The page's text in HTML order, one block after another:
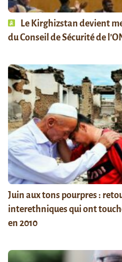
Le Kirghizstan devient
du Conseil de Sécurité de
Juin aux tons pourpres :
interethniques qui ont
en 2010